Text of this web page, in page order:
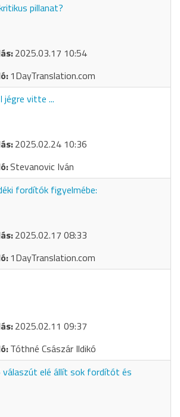
pillanat?
2025.03.17 10:54
1DayTranslation.com
jégre vitte ...
2025.02.24 10:36
Stevanovic Iván
fordítók figyelmébe:
2025.02.17 08:33
1DayTranslation.com
2025.02.11 09:37
Tóthné Császár Ildikó
válaszút elé állít sok fordítót és